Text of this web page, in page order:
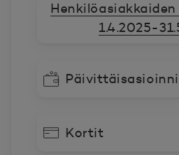
1.4.2025-
Kortit